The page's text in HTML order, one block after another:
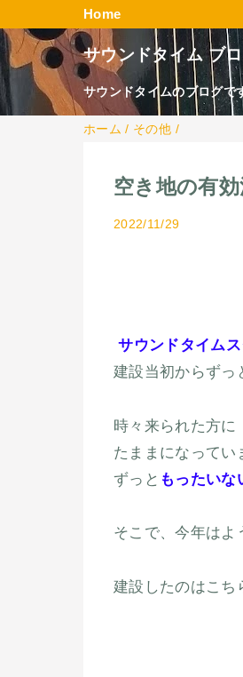
Home
サウンドタイム ブ
サウンドタイムのブログで
ホーム / その他 /
空き地の有効
2022/11/29
サウンドタイム
建設当初からずっ
時々来られた方に
たままになってい
ずっと もったいな
そこで、今年はよ
建設したのはこち